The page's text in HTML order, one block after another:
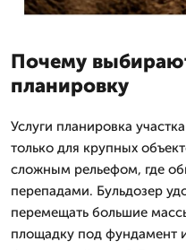
Почему
планировку
Услуги планировка
только для крупных
сложным рельефом, где
перепадами. Бульдозер
перемещать большие
площадку под фундамент